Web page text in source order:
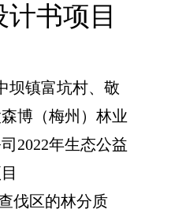
书项目
坝镇富坑村、敬
博（梅州）林业
2022年生态公益
区的林分质